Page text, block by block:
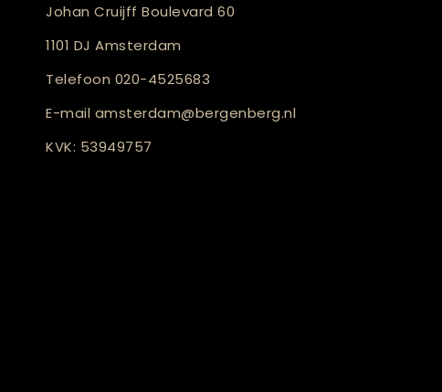
Johan Cruijff Boulevard 60
1101 DJ Amsterdam
Telefoon 020-4525683
E-mail amsterdam@bergenberg.nl
KVK: 53949757